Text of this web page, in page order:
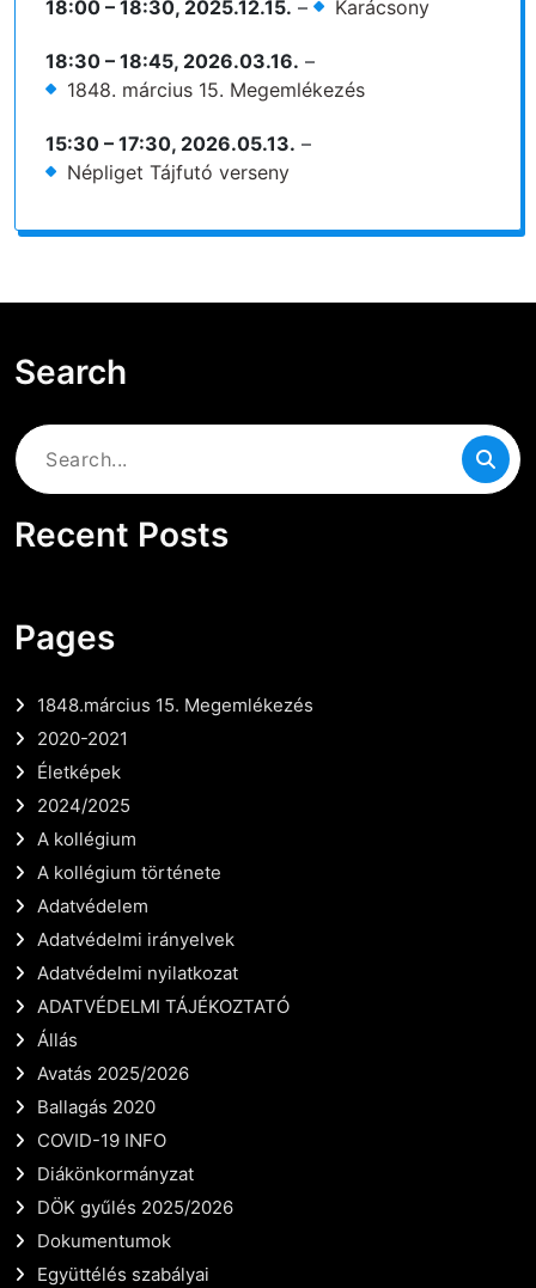
18:00 – 18:30, 2025.12.15. – Karácsony
18:30 – 18:45, 2026.03.16. –
1848. március 15. Megemlékezés
15:30 – 17:30, 2026.05.13. –
Népliget Tájfutó verseny
Search
Search
Recent Posts
Pages
1848.március 15. Megemlékezés
2020-2021
Életképek
2024/2025
A kollégium
A kollégium története
Adatvédelem
Adatvédelmi irányelvek
Adatvédelmi nyilatkozat
ADATVÉDELMI TÁJÉKOZTATÓ
Állás
Avatás 2025/2026
Ballagás 2020
COVID-19 INFO
Diákönkormányzat
DÖK gyűlés 2025/2026
Dokumentumok
Együttélés szabályai